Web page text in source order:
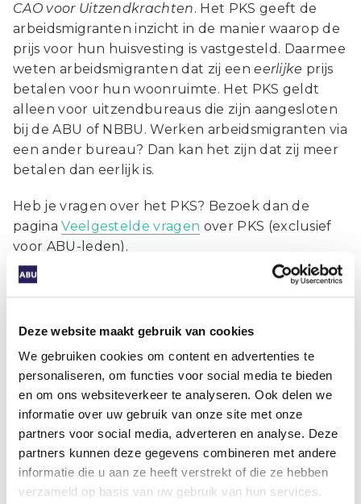
Deze website maakt gebruik van cookies
We gebruiken cookies om content en advertenties te
personaliseren, om functies voor social media te bieden
en om ons websiteverkeer te analyseren. Ook delen we
informatie over uw gebruik van onze site met onze
partners voor social media, adverteren en analyse. Deze
partners kunnen deze gegevens combineren met andere
informatie die u aan ze heeft verstrekt of die ze hebben
verzameld op basis van uw gebruik van hun services.
CAO voor Uitzendkrachten. Het PKS geeft de
arbeidsmigranten inzicht in de manier waarop de
prijs voor hun huisvesting is vastgesteld. Daarmee
weten arbeidsmigranten dat zij eeneerlijke prijs
betalen voor hun woonruimte. Het PKS geldt
alleen voor uitzendbureaus die zijn aangesloten
bij de ABU of NBBU. Werken arbeidsmigranten via
een ander bureau? Dan kan het zijn dat zij meer
betalen dan eerlijk is.
Heb je vragen over het PKS? Bezoek dan de
paginaVeelgestelde vragen over PKS (exclusief
voor ABU-leden).
Deel dit artikel
Gerelateerde artikelen